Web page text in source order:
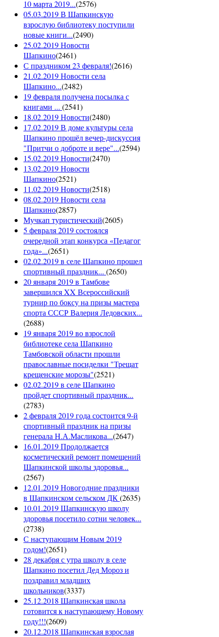
10 марта 2019...(2576)
05.03.2019 В Шапкинскую
взрослую библиотеку поступили
новые книги...(2490)
25.02.2019 Новости
Шапкино(2461)
С праздником 23 февраля!(2616)
21.02.2019 Новости села
Шапкино...(2482)
19 февраля получена посылка с
книгами ... (2541)
18.02.2019 Новости(2480)
17.02.2019 В доме культуры села
Шапкино прошёл вечер-дискуссия
"Притчи о доброте и вере"...(2594)
15.02.2019 Новости(2470)
13.02.2019 Новости
Шапкино(2521)
11.02.2019 Новости(2518)
08.02.2019 Новости села
Шапкино(2857)
Мучкап туристический(2605)
5 февраля 2019 состоялся
очередной этап конкурса «Педагог
года»...(2651)
02.02.2019 в селе Шапкино прошел
спортивный праздник... (2650)
20 января 2019 в Тамбове
завершился XX Всероссийский
турнир по боксу на призы мастера
спорта СССР Валерия Ледовских...
(2688)
19 января 2019 во взрослой
библиотеке села Шапкино
Тамбовской области прошли
православные посиделки "Трещат
крещенские морозы"(2521)
02.02.2019 в селе Шапкино
пройдет спортивный праздник...
(2783)
2 февраля 2019 года состоится 9-й
спортивный праздник на призы
генерала Н.А.Масликова...(2647)
16.01.2019 Продолжается
косметический ремонт помещений
Шапкинской школы здоровья...
(2567)
12.01.2019 Новогодние праздники
в Шапкинском сельском ДК(2635)
10.01.2019 Шапкинскую школу
здоровья посетило сотни человек...
(2738)
С наступающим Новым 2019
годом!(2651)
28 декабря с утра школу в селе
Шапкино посетил Дед Мороз и
поздравил младших
школьников(3337)
25.12.2018 Шапкинская школа
готовится к наступающему Новому
году!!!(2609)
20.12.2018 Шапкинская взрослая